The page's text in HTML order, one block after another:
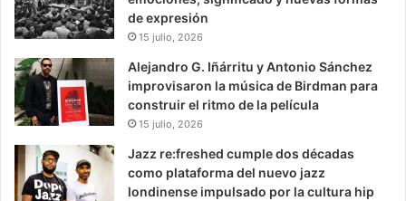
de expresión
15 julio, 2026
Alejandro G. Iñárritu y Antonio Sánchez
improvisaron la música de Birdman para
construir el ritmo de la película
15 julio, 2026
Jazz re:freshed cumple dos décadas
como plataforma del nuevo jazz
londinense impulsado por la cultura hip